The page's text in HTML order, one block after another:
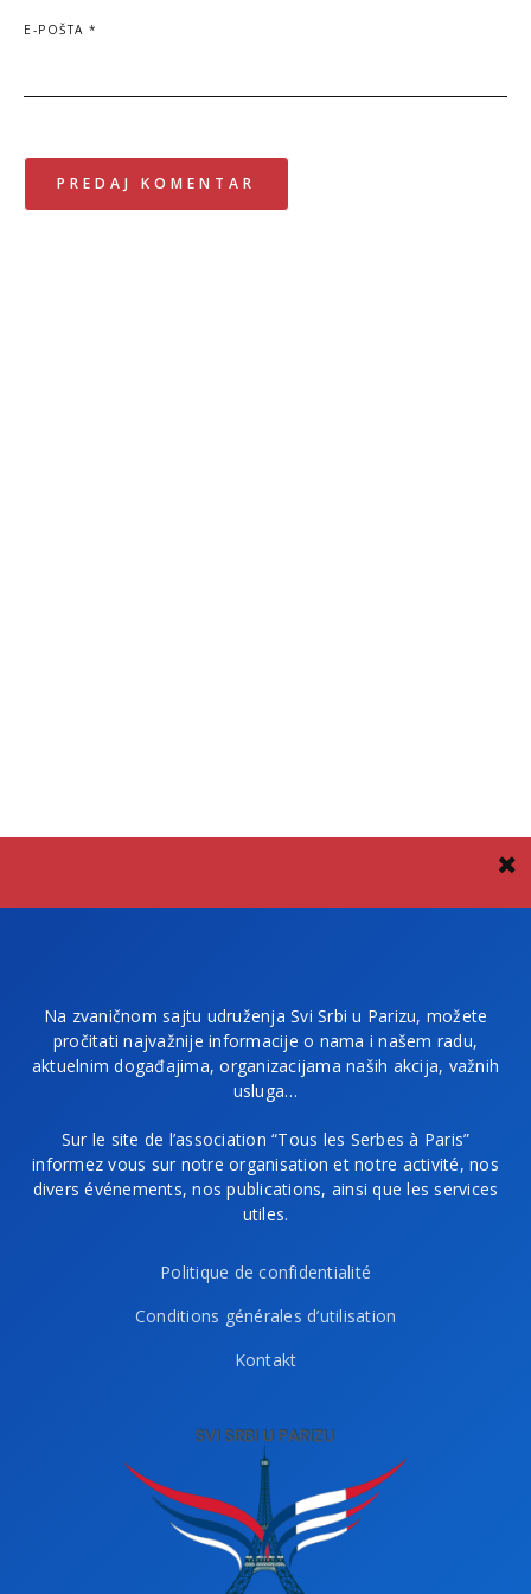
E-POŠTA *
Na zvaničnom sajtu udruženja Svi Srbi u Parizu, možete
pročitati najvažnije informacije o nama i našem radu,
aktuelnim događajima, organizacijama naših akcija, važnih
usluga…
Sur le site de l’association “Tous les Serbes à Paris”
informez vous sur notre organisation et notre activité, nos
divers événements, nos publications, ainsi que les services
utiles.
Politique de confidentialité
Conditions générales d’utilisation
Kontakt